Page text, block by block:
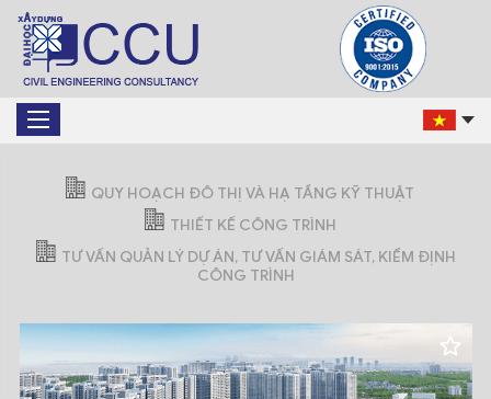
QUY HOẠCH ĐÔ THỊ VÀ HẠ TẦNG KỸ THUẬT
THIẾT KẾ CÔNG TRÌNH
TƯ VẤN QUẢN LÝ DỰ ÁN, TƯ VẤN GIÁM SÁT, KIỂM ĐỊNH
CÔNG TRÌNH